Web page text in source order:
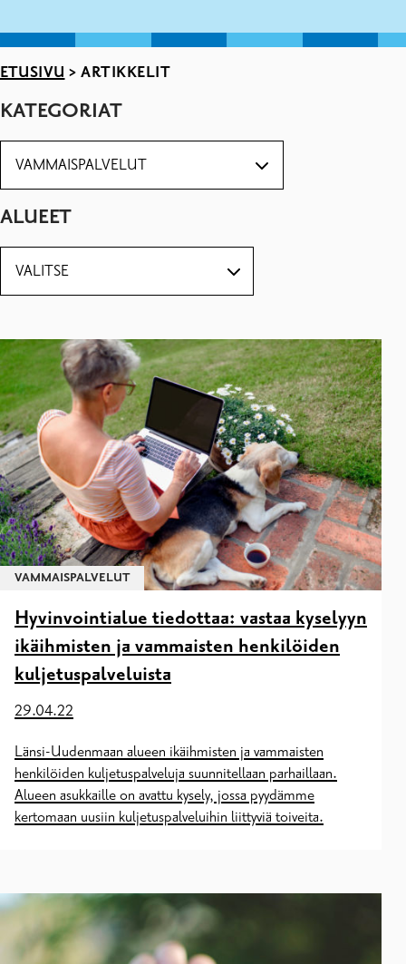
ETUSIVU > ARTIKKELIT
KATEGORIAT
ALUEET
VAMMAISPALVELUT
Hyvinvointialue tiedottaa: vastaa kyselyyn
ikäihmisten ja vammaisten henkilöiden
kuljetuspalveluista
29.04.22
Länsi-Uudenmaan alueen ikäihmisten ja vammaisten
henkilöiden kuljetuspalveluja suunnitellaan parhaillaan.
Alueen asukkaille on avattu kysely, jossa pyydämme
kertomaan uusiin kuljetuspalveluihin liittyviä toiveita.